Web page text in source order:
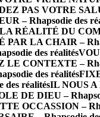
PAS VOTRE
– Rhapsodie des
LA RÉALITÉ DU
LA CHAIR –
des réalités
LE CONTEXTE –
des réalités
réalitésIL NOUS A
DE DIEU –
OCCASSION –